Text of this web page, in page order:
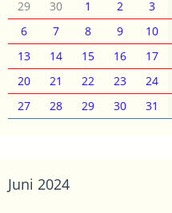
29
30 1 2 3
6
7 8 9 10
13
14 15 16 17
20
21 22 23 24
27
28 29 30 31
Juni 2024